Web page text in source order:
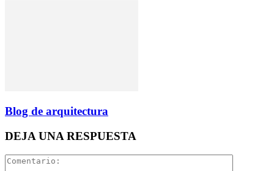
Blog de arquitectura
DEJA UNA RESPUESTA